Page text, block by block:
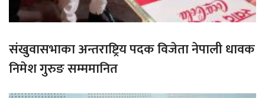
संखुवासभाका अन्तराष्ट्रिय पदक विजेता नेपाली धावक
निमेश गुरुङ सम्ममानित